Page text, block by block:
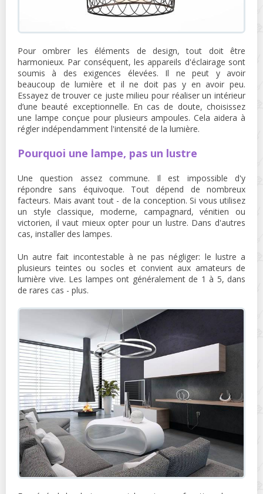
Pour ombrer les éléments de design, tout doit être
harmonieux. Par conséquent, les appareils d'éclairage sont
soumis à des exigences élevées. Il ne peut y avoir
beaucoup de lumière et il ne doit pas y en avoir peu.
Essayez de trouver ce juste milieu pour réaliser un intérieur
d’une beauté exceptionnelle. En cas de doute, choisissez
une lampe conçue pour plusieurs ampoules. Cela aidera à
régler indépendamment l'intensité de la lumière.
Pourquoi une lampe, pas un lustre
Une question assez commune. Il est impossible d'y
répondre sans équivoque. Tout dépend de nombreux
facteurs. Mais avant tout - de la conception. Si vous utilisez
un style classique, moderne, campagnard, vénitien ou
victorien, il vaut mieux opter pour un lustre. Dans d'autres
cas, installer des lampes.
Un autre fait incontestable à ne pas négliger: le lustre a
plusieurs teintes ou socles et convient aux amateurs de
lumière vive. Les lampes ont généralement de 1 à 5, dans
de rares cas - plus.